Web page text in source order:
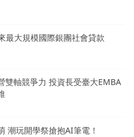
最大規模國際銀團社會貸款
雙軸競爭力 投資長受臺大EMBA
潮玩開學祭搶抱AI筆電！